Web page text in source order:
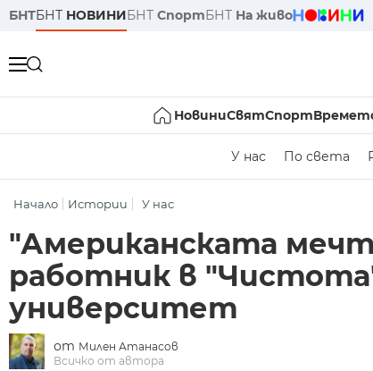
БНТБНТ НОВИНИБНТ СпортБНТ На живо
НовиниСвятСпорт
У нас По света
Начало Истории У нас
"Американската
работник в
университет
от Милен Атанасов
Всичко от автора